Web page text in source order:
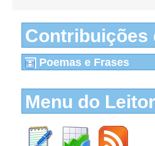
Contribuições
Poemas e Frases
Menu do Leitor